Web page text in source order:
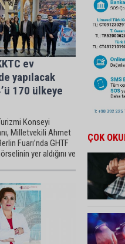
ev
yapılacak
170 ülkeye
Konseyi
Milletvekili Ahmet
Fuarı’nda GHTF
yer aldığını ve
ÇOK